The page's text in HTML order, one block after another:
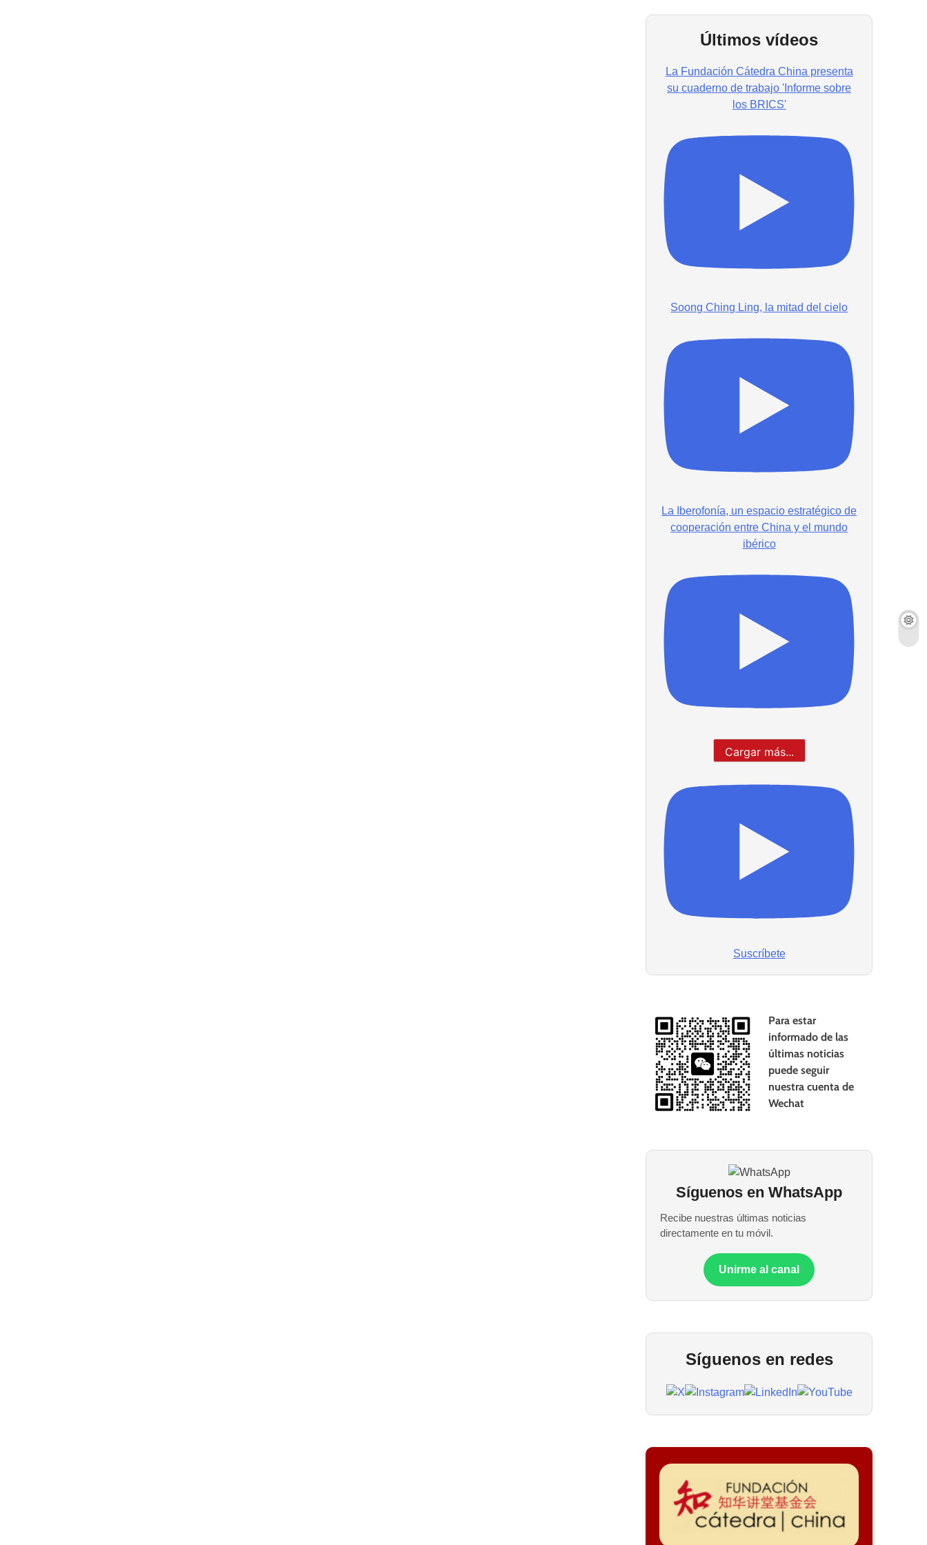
Últimos vídeos
La Fundación Cátedra China presenta
su cuaderno de trabajo 'Informe sobre
los BRICS'
Soong Ching Ling, la mitad del cielo
La Iberofonía, un espacio estratégico de
cooperación entre China y el mundo
ibérico
Cargar más...
Suscríbete
Para estar
informado de las
últimas noticias
puede seguir
nuestra cuenta de
Wechat
Síguenos en WhatsApp
Recibe nuestras últimas noticias
directamente en tu móvil.
Unirme al canal
Síguenos en redes